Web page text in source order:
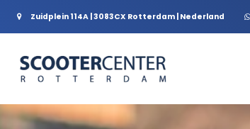
Zuidplein 114A | 3083CX Rotterdam | Nederland